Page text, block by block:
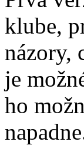
klube,
názory,
je
ho